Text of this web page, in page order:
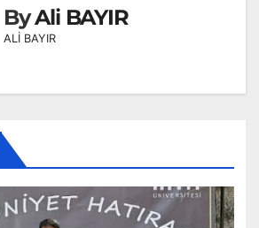
ByAli BAYIR
ALİ BAYIR